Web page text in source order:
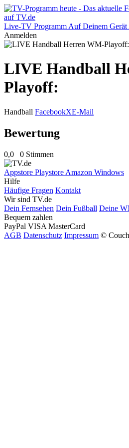
Live-TV Programm Auf Deinem Gerät
Anmelden
LIVE Handball
Playoff:
Handball FacebookXE-Mail
Bewertung
0,0 0 Stimmen
Appstore Playstore Amazon Windows
Hilfe
Häufige Fragen Kontakt
Wir sind TV.de
Dein Fernsehen Dein Fußball Deine
Bequem zahlen
PayPal VISA MasterCard
AGB Datenschutz Impressum ©